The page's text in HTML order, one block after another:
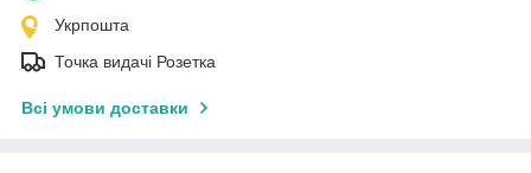
Укрпошта
Точка видачі Розетка
Всі умови доставки